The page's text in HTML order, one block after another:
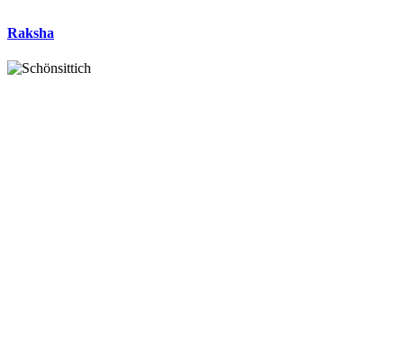
Raksha